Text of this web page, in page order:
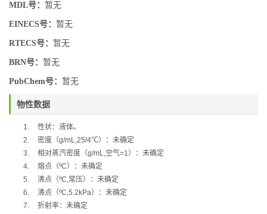
MDL号： 暂无
EINECS号： 暂无
RTECS号： 暂无
BRN号： 暂无
PubChem号： 暂无
物性数据
1.
性状：液体。
2.
密度（g/mL,25/4℃）：未确定
3.
相对蒸汽密度（g/mL,空气=1）：未确定
4.
熔点（ºC）：未确定
5.
沸点（ºC,常压）：未确定
6.
沸点（ºC,5.2kPa）：未确定
7.
折射率：未确定